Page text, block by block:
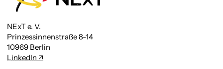
NExT e. V.
Prinzessinnenstraße 8-14
10969 Berlin
LinkedIn